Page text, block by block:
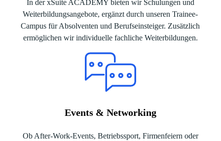
In der xSuite ACADEMY bieten wir Schulungen und
Weiterbildungsangebote, ergänzt durch unseren Trainee-
Campus für Absolventen und Berufseinsteiger. Zusätzlich
ermöglichen wir individuelle fachliche Weiterbildungen.
Events & Networking
Ob After-Work-Events, Betriebssport, Firmenfeiern oder